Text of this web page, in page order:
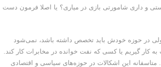
و داری شامورتی بازی در میاری؟ یا اصلا فرمون دست
در حوزه خودش باید تخصص داشته باشد، نمی‌شود
گیریم یا کسی که نفت خوانده در مخابرات کار کند.
متاسفانه این اشکالات در حوزه‌های سیاسی و اقتصادی